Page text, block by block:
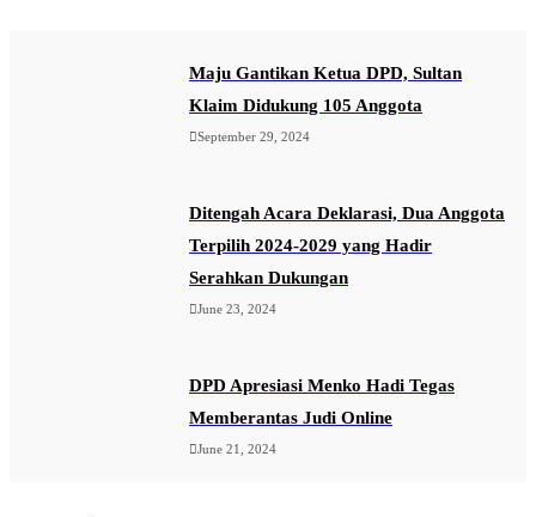
Maju Gantikan Ketua DPD, Sultan
Klaim Didukung 105 Anggota
September 29, 2024
Ditengah Acara Deklarasi, Dua Anggota
Terpilih 2024-2029 yang Hadir
Serahkan Dukungan
June 23, 2024
DPD Apresiasi Menko Hadi Tegas
Memberantas Judi Online
June 21, 2024